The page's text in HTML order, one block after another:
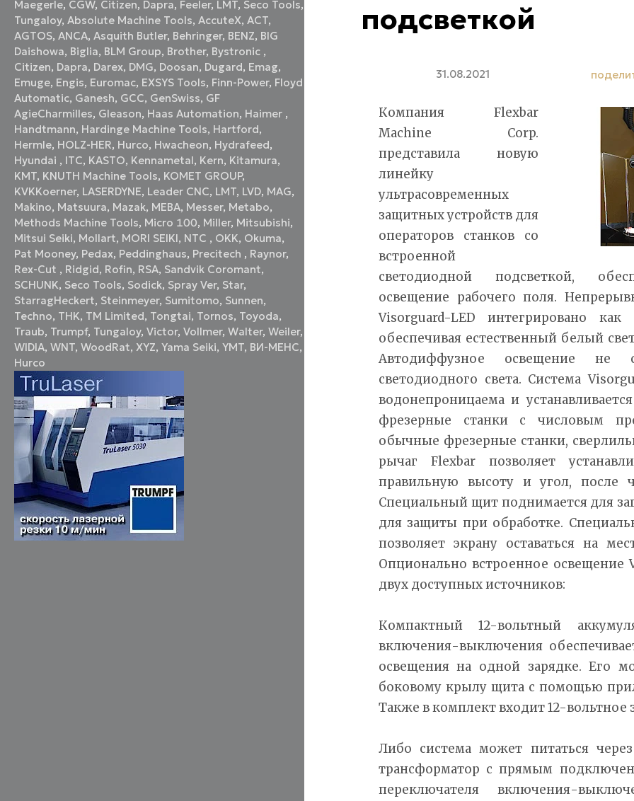
Maegerle, CGW, Citizen, Dapra, Feeler, LMT, Seco Tools,
Tungaloy,Absolute Machine Tools,AccuteX,ACT,
AGTOS,ANCA,Asquith Butler, Behringer, BENZ, BIG
Daishowa, Biglia, BLM Group, Brother, Bystronic ,
Citizen, Dapra, Darex, DMG, Doosan, Dugard, Emag,
Emuge, Engis, Euromac, EXSYS Tools, Finn-Power, Floyd
Automatic, Ganesh, GCC, GenSwiss, GF
AgieCharmilles, Gleason, Haas Automation, Haimer ,
Handtmann, Hardinge Machine Tools, Hartford,
Hermle, HOLZ-HER, Hurco, Hwacheon, Hydrafeed,
Hyundai , ITC, KASTO, Kennametal, Kern, Kitamura,
KMT, KNUTH Machine Tools, KOMET GROUP,
KVKKoerner, LASERDYNE, Leader CNC, LMT, LVD, MAG,
Makino, Matsuura, Mazak, MEBA, Messer, Metabo,
Methods Machine Tools, Micro 100, Miller, Mitsubishi,
Mitsui Seiki, Mollart, MORI SEIKI, NTC , OKK, Okuma,
Pat Mooney, Pedax, Peddinghaus, Precitech , Raynor,
Rex-Cut , Ridgid, Rofin, RSA, Sandvik Coromant,
SCHUNK, Seco Tools, Sodick, Spray Ver, Star,
StarragHeckert, Steinmeyer, Sumitomo, Sunnen,
Techno, THK, TM Limited, Tongtai, Tornos, Toyoda,
Traub, Trumpf, Tungaloy,Victor,Vollmer,Walter,Weiler,
WIDIA,WNT,WoodRat,XYZ,Yama Seiki,YMT, ВИ-МЕНС,
Нurco
подсветкой
31.08.2021
Компания Flexbar
Machine Corp.
представила новую
линейку
ультрасовременных
защитных устройств для
операторов станков со
встроенной
светодиодной подсветкой,
освещение рабочего поля.
Visorguard-LED интегрировано как
обеспечивая естественный белый
Автодиффузное освещение не
светодиодного света. Система
водонепроницаема и
фрезерные станки с числовым
обычные фрезерные станки,
рычаг Flexbar позволяет
правильную высоту и угол, после
Специальный щит поднимается для
для защиты при обработке.
позволяет экрану оставаться на
Опционально встроенное освещение
двух доступных источников:
Компактный 12-вольтный
включения-выключения
освещения на одной зарядке. Его
боковому крылу щита с помощью
Также в комплект входит 12-вольтное
Либо система может питаться
трансформатор с прямым
переключателя включения-